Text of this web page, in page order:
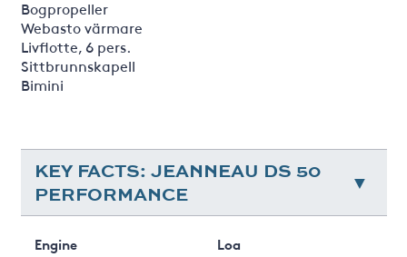
Bogpropeller
Webasto värmare
Livflotte, 6 pers.
Sittbrunnskapell
Bimini
KEY FACTS: JEANNEAU DS 50
PERFORMANCE
Engine
Loa